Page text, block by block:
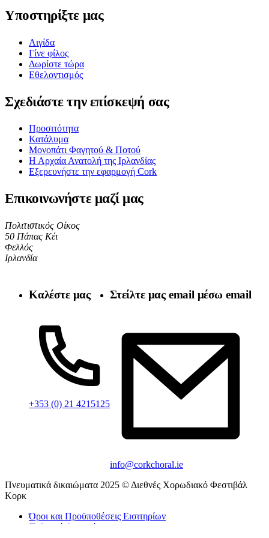
Υποστηρίξτε μας
Αιγίδα
Γίνε φίλος
Δωρίστε τώρα
Εθελοντισμός
Σχεδιάστε την επίσκεψή σας
Προσιτότητα
Κατάλυμα
Μονοπάτι Φαγητού & Ποτού
Η Αρχαία Ανατολή της Ιρλανδίας
Εξερευνήστε την εφαρμογή Cork
Επικοινωνήστε μαζί μας
Πολιτιστικός Οίκος
50 Πάπας Κέι
Φελλός
Ιρλανδία
Καλέστε μας
+353 (0) 21 4215125
Στείλτε μας email μέσω email
info@corkchoral.ie
Πνευματικά δικαιώματα 2025 © Διεθνές Χορωδιακό Φεστιβάλ
Κορκ
Όροι και Προϋποθέσεις Εισιτηρίων
Πολιτική Απορρήτου